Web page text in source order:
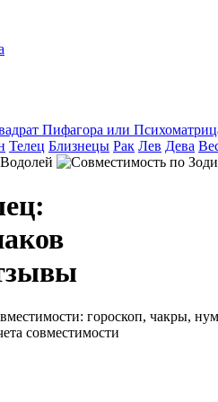
Пифагора или
Телец Близнецы Рак Лев Дева
гороскоп, чакры,